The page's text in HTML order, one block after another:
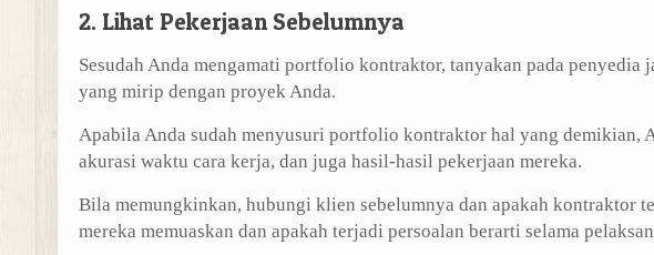
2. Lihat Pekerjaan Sebelumnya
Sesudah Anda mengamati portfolio kontraktor, tanyakan pada penyedia
yang mirip dengan proyek Anda.
Apabila Anda sudah menyusuri portfolio kontraktor hal yang demikian,
akurasi waktu cara kerja, dan juga hasil-hasil pekerjaan mereka.
Bila memungkinkan, hubungi klien sebelumnya dan apakah kontraktor
mereka memuaskan dan apakah terjadi persoalan berarti selama